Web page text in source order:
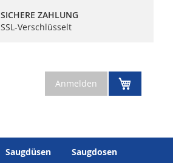
SICHERE ZAHLUNG
SSL-Verschlüsselt
Anmelden
Saugdüsen Saugdosen